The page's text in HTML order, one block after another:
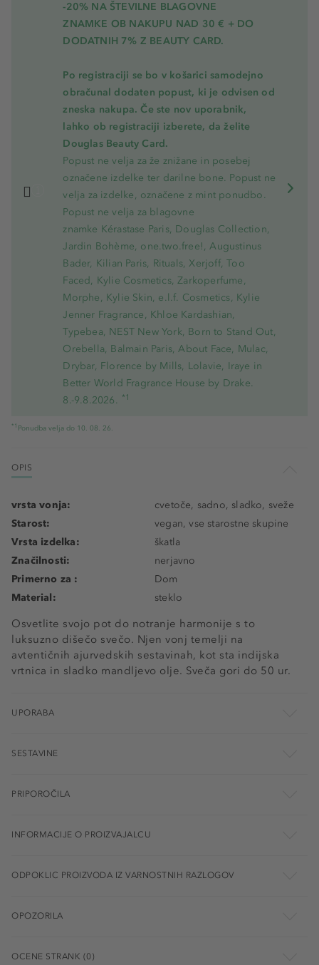
-20% NA ŠTEVILNE BLAGOVNE
ZNAMKE OB NAKUPU NAD 30 € + DO
DODATNIH 7% Z BEAUTY CARD.
Po registraciji se bo v košarici samodejno
obračunal dodaten popust, ki je odvisen od
zneska nakupa. Če ste nov uporabnik,
lahko ob registraciji izberete, da želite
Douglas Beauty Card.
Popust ne velja za že znižane in posebej
označene izdelke ter darilne bone. Popust ne
velja za izdelke, označene z mint ponudbo.
Popust ne velja za blagovne
znamke Kérastase Paris, Douglas Collection,
Jardin Bohème, one.two.free!, Augustinus
Bader, Kilian Paris, Rituals, Xerjoff, Too
Faced, Kylie Cosmetics, Zarkoperfume,
Morphe, Kylie Skin, e.l.f. Cosmetics, Kylie
Jenner Fragrance, Khloe Kardashian,
Typebea, NEST New York, Born to Stand Out,
Orebella, Balmain Paris, About Face, Mulac,
Drybar, Florence by Mills, Lolavie, Iraye in
Better World Fragrance House by Drake.
8.-9.8.2026. *1
*1 Ponudba velja do 10. 08. 26.
OPIS
Osvetlite svojo pot do notranje harmonije s to
luksuzno dišečo svečo. Njen vonj temelji na
avtentičnih ajurvedskih sestavinah, kot sta indijska
vrtnica in sladko mandljevo olje. Sveča gori do 50 ur.
vrsta vonja:
cvetoče, sadno, sladko, sveže
Starost:
vegan, vse starostne skupine
Vrsta izdelka:
škatla
Značilnosti:
nerjavno
Primerno za :
Dom
Material:
steklo
UPORABA
SESTAVINE
PRIPOROČILA
INFORMACIJE O PROIZVAJALCU
ODPOKLIC PROIZVODA IZ VARNOSTNIH RAZLOGOV
OPOZORILA
OCENE STRANK (0)